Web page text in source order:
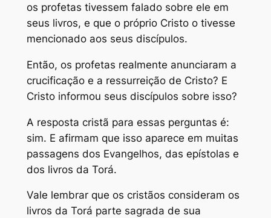
os profetas tivessem falado sobre ele em
seus livros, e que o próprio Cristo o tivesse
mencionado aos seus discípulos.
Então, os profetas realmente anunciaram a
crucificação e a ressurreição de Cristo? E
Cristo informou seus discípulos sobre isso?
A resposta cristã para essas perguntas é:
sim. E afirmam que isso aparece em muitas
passagens dos Evangelhos, das epístolas e
dos livros da Torá.
Vale lembrar que os cristãos consideram os
livros da Torá parte sagrada de sua